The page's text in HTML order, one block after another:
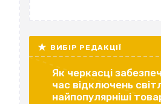
ВИБІР РЕДАКЦІЇ
Як черкасці
час відключень
найпопулярніші